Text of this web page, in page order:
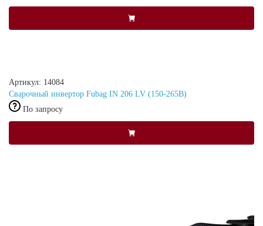
Артикул: 14084
Сварочный инвертор Fubag IN 206 LV (150-265В)
По запросу